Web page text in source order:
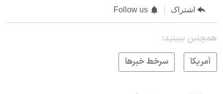
اشتراک Follow us
همچنبن ببینید:
آمريکا
سرخط خبرها